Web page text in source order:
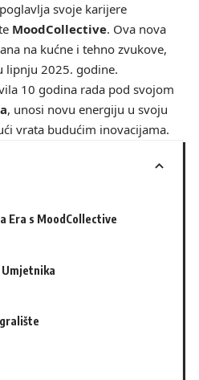
svoje karijere
MoodCollective. Ova nova
na kućne i tehno zvukove,
lipnju 2025. godine.
10 godina rada pod svojom
, unosi novu energiju u svoju
vrata budućim inovacijama.
Era s MoodCollective
Umjetnika